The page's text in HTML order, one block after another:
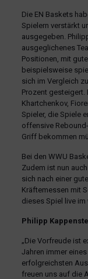
Die EN Baskets
Spielern verstärkt
ausgegeben.
ausgeglichenes
Positionen, mit
beispielsweise
sich im Vergleich
Prozent gesteigert.
Khartchenkov,
Spieler, die Spiele
offensive
Griff bekommen
Bei den WWU
Zudem ist nun
sich nach einer
Kräftemessen mit
dieses Spiel live
Philipp
„Die Vorfreude ist
Jahren immer
erfolgreichsten
freuen uns auf die